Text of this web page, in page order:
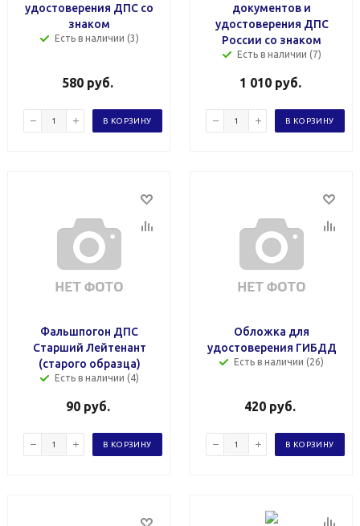
удостоверения ДПС со
знаком
Есть в наличии (3)
580 руб.
В КОРЗИНУ
документов и
удостоверения ДПС
России со знаком
Есть в наличии (7)
1 010руб.
В КОРЗИНУ
Фальшпогон ДПС
Старший Лейтенант
(старого образца)
Есть в наличии (4)
90руб.
В КОРЗИНУ
Обложка для
удостоверения ГИБДД
Есть в наличии (26)
420 руб.
В КОРЗИНУ